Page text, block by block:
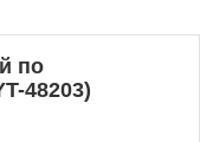
по
48203)